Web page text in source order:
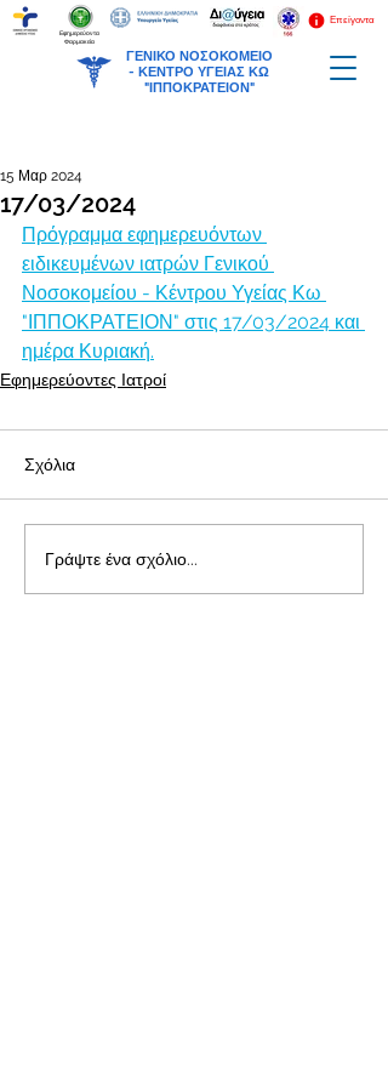
ΓΕΝΙΚΟ ΝΟΣΟΚΟΜΕΙΟ
- ΚΕΝΤΡΟ ΥΓΕΙΑΣ ΚΩ
"ΙΠΠΟΚΡΑΤΕΙΟΝ"
Επείγοντα
Εφημερεύοντα
Φαρμακεία
17/03/2024
15 Μαρ 2024
Πρόγραμμα εφημερευόντων
ειδικευμένων ιατρών Γενικού
Νοσοκομείου - Κέντρου Υγείας Κω
"ΙΠΠΟΚΡΑΤΕΙΟΝ" στις 17/03/2024 και
ημέρα Κυριακή.
Εφημερεύοντες Ιατροί
Σχόλια
Γράψτε ένα σχόλιο...